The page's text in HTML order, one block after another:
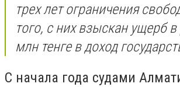
трех лет ограничения
того, с них взыскан ущерб
млн тенге в доход
С начала года судами